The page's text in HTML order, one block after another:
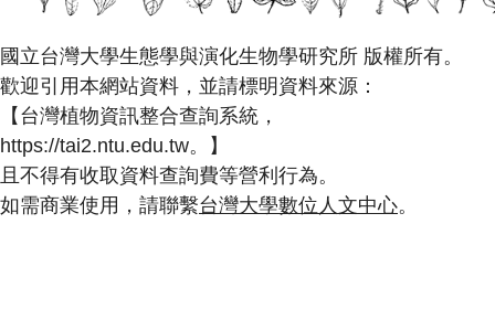
國立台灣大學生態學與演化生物學研究所 版權所有。
歡迎引用本網站資料，並請標明資料來源：
【台灣植物資訊整合查詢系統，
https://tai2.ntu.edu.tw。】
且不得有收取資料查詢費等營利行為。
如需商業使用，請聯繫台灣大學數位人文中心。